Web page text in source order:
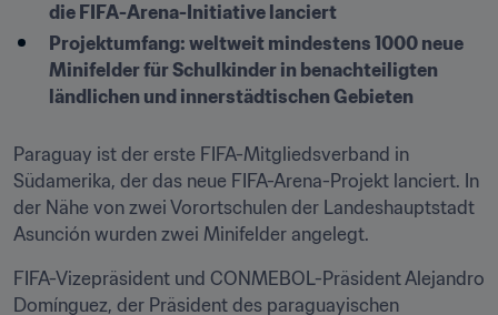
die FIFA-Arena-Initiative lanciert
Projektumfang: weltweit mindestens 1000 neue
Minifelder für Schulkinder in benachteiligten
ländlichen und innerstädtischen Gebieten
Paraguay ist der erste FIFA-Mitgliedsverband in
Südamerika, der das neue FIFA-Arena-Projekt lanciert. In
der Nähe von zwei Vorortschulen der Landeshauptstadt
Asunción wurden zwei Minifelder angelegt.
FIFA-Vizepräsident und CONMEBOL-Präsident Alejandro
Domínguez, der Präsident des paraguayischen